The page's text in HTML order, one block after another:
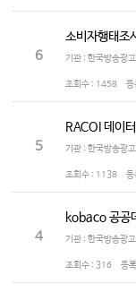
6
소비자행태조
기관 : 한국방송광
조회수 : 1458 등
5
RACOI 데이
기관 : 한국방송광
조회수 : 1138 등
4
kobaco 공공
기관 : 한국방송광
조회수 : 316 등